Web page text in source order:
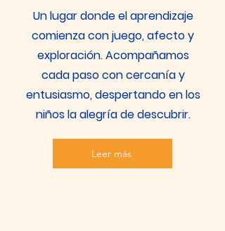
Un lugar donde el aprendizaje
comienza con juego, afecto y
exploración. Acompañamos
cada paso con cercanía y
entusiasmo, despertando en los
niños la alegría de descubrir.
Leer más